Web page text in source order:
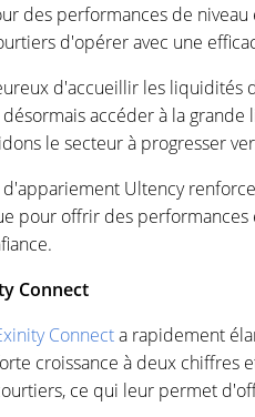
des performances de
d'opérer avec une
d'accueillir les liquidités
accéder à la
le secteur à progresser
Ultency
pour offrir des
Connect
Connecta rapidement
croissance à deux chiffres
ce qui leur permet